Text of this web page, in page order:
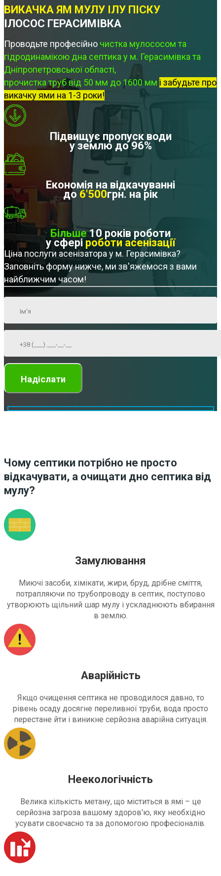
ВИКАЧКА ЯМ МУЛУ ІЛУ ПІСКУ
ІЛОСОС ГЕРАСИМІВКА
Проводьте професійно чистка мулососом та
гідродинамікою дна септика у м. Герасимівка та
Дніпропетровської області,
прочистка труб від 50 мм до 1600 мм і забудьте про
викачку ями на 1-3 роки!
Підвищує пропуск води
у землю до 96%
Економія на відкачуванні
до 6'500грн. на рік
Більше10 років роботи
у сфері роботи асенізації
Ціна послуги асенізатора у м. Герасимівка?
Заповніть форму нижче, ми зв'яжемося з вами
найближчим часом!
Чому септики потрібно не просто
відкачувати, а очищати дно септика від
мулу?
Замулювання
Миючі засоби, хімікати, жири, бруд, дрібне сміття,
потрапляючи по трубопроводу в септик, поступово
утворюють щільний шар мулу і ускладнюють вбирання
в землю.
Аварійність
Якщо очищення септика не проводилося давно, то
рівень осаду досягне переливної труби, вода просто
перестане йти і виникне серйозна аварійна ситуація.
Неекологічність
Велика кількість метану, що міститься в ямі – це
серйозна загроза вашому здоров'ю, яку необхідно
усувати своєчасно та за допомогою професіоналів.